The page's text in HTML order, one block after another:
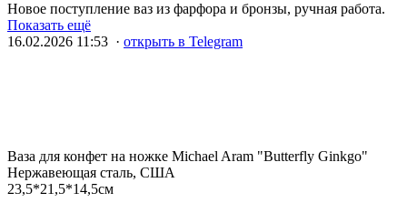
Новое поступление ваз из фарфора и бронзы, ручная работа.
Показать ещё
16.02.2026 11:53 · открыть в Telegram
Ваза для конфет на ножке Michael Aram "Butterfly Ginkgo"
Нержавеющая сталь, США
23,5*21,5*14,5см